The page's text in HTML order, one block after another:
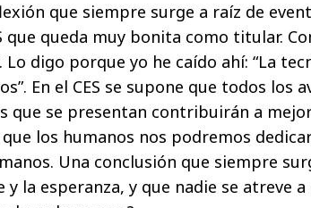
que siempre surge a raíz de
que queda muy bonita como titular.
Lo digo porque yo he caído ahí: “La
En el CES se supone que todos los
que se presentan contribuirán a
los humanos nos podremos
Una conclusión que siempre
y la esperanza, y que nadie se atreve